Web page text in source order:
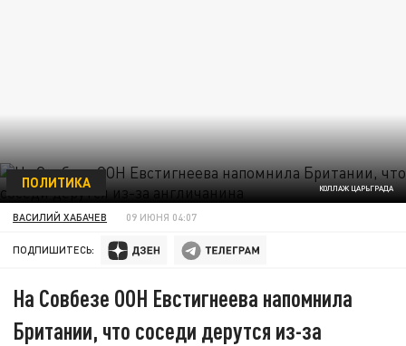
КОЛЛАЖ ЦАРЬГРАДА
ПОЛИТИКА
ВАСИЛИЙ ХАБАЧЕВ 09 ИЮНЯ 04:07
ПОДПИШИТЕСЬ:
На Совбезе ООН Евстигнеева напомнила
Британии, что соседи дерутся из-за